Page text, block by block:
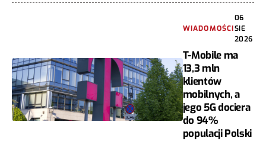
WIADOMOŚCI
06
SIE
2026
T-Mobile ma
13,3 mln
klientów
mobilnych, a
jego 5G dociera
do 94%
populacji Polski